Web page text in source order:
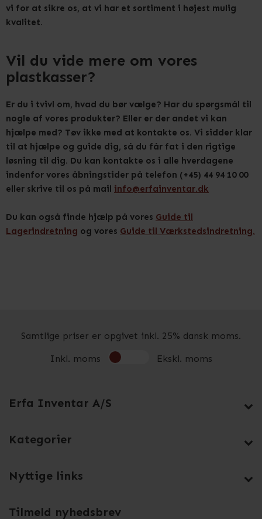
vi for at sikre os, at vi har et sortiment i højest mulig
kvalitet.
Vil du vide mere om vores
plastkasser?
Er du i tvivl om, hvad du bør vælge? Har du spørgsmål til
nogle af vores produkter? Eller er der andet vi kan
hjælpe med? Tøv ikke med at kontakte os. Vi sidder klar
til at hjælpe og guide dig, så du får fat i den rigtige
løsning til dig. Du kan kontakte os i alle hverdagene
indenfor vores åbningstider på telefon (+45) 44 94 10 00
eller skrive til os på mail info@erfainventar.dk
Du kan også finde hjælp på vores Guide til
Lagerindretning og vores Guide til Værkstedsindretning.
Samtlige priser er opgivet inkl. 25% dansk moms.
Inkl. moms Ekskl. moms
Erfa Inventar A/S
Kategorier
Nyttige links
Tilmeld nyhedsbrev